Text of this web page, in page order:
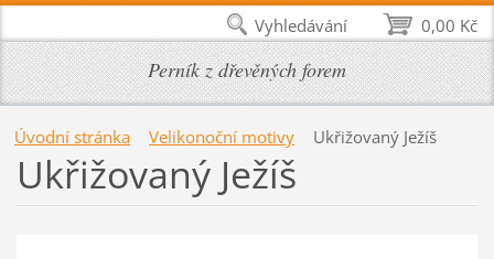
Perník z dřevěných forem
Úvodní stránka Velikonoční motivy Ukřižovaný Ježíš
Ukřižovaný Ježíš
0,00 Kč
Vyhledávání